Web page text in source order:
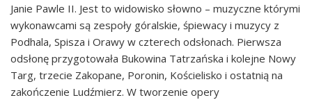
Janie Pawle II. Jest to widowisko słowno – muzyczne którymi
wykonawcami są zespoły góralskie, śpiewacy i muzycy z
Podhala, Spisza i Orawy w czterech odsłonach. Pierwsza
odsłonę przygotowała Bukowina Tatrzańska i kolejne Nowy
Targ, trzecie Zakopane, Poronin, Kościelisko i ostatnią na
zakończenie Ludźmierz. W tworzenie opery